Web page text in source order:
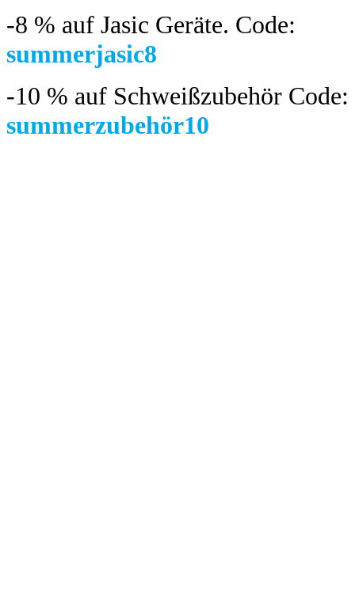
-8 % auf Jasic Geräte. Code:
summerjasic8
-10 % auf Schweißzubehör Code:
summerzubehör10